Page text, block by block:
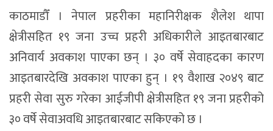
काठमाडौँ । नेपाल प्रहरीका महानिरीक्षक शैलेश थापा
क्षेत्रीसहित १९ जना उच्च प्रहरी अधिकारीले आइतबारबाट
अनिवार्य अवकाश पाएका छन् । ३० वर्षे सेवाहदका कारण
आइतबारदेखि अवकाश पाएका हुन् । १९ वैशाख २०४९ बाट
प्रहरी सेवा सुरु गरेका आईजीपी क्षेत्रीसहित १९ जना प्रहरीको
३० वर्षे सेवाअवधि आइतबारबाट सकिएको छ ।